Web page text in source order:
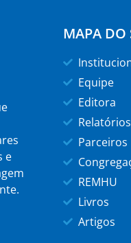
e
MAPA DO
Equipe
Editora
Parceiros
REMHU
Livros
Artigos